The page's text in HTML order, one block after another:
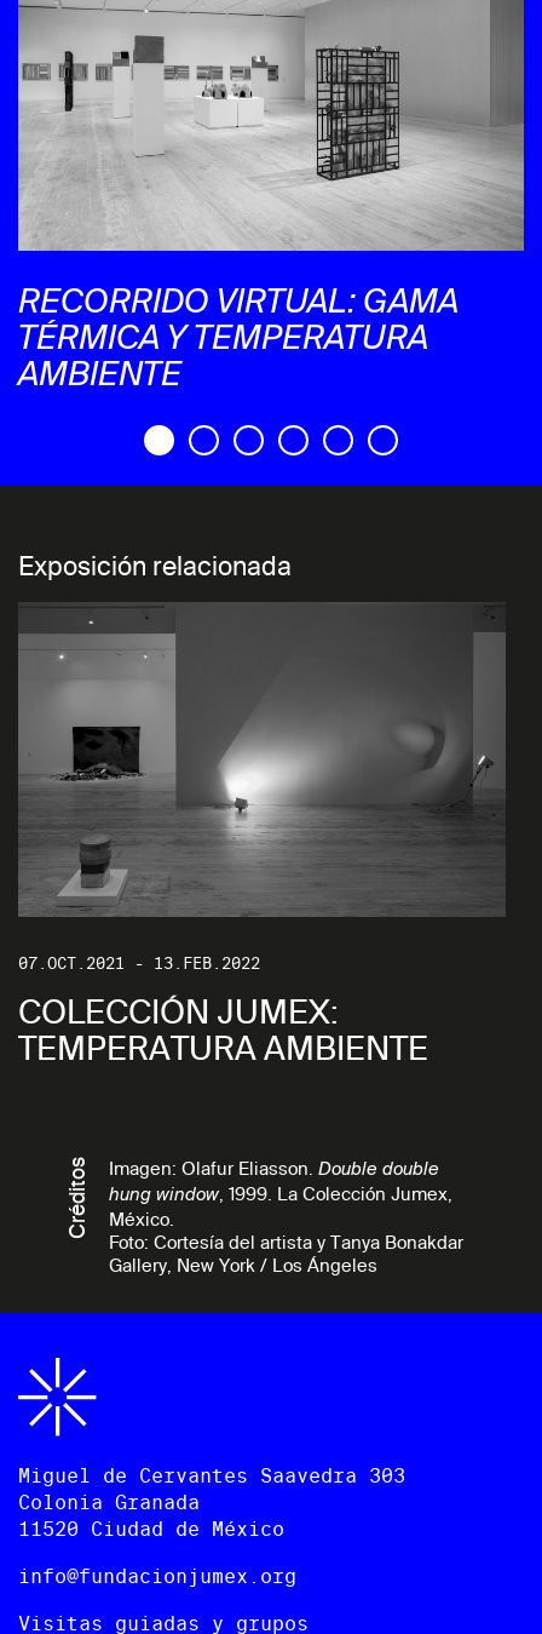
RECORRIDO VIRTUAL: GAMA
TÉRMICA Y TEMPERATURA
AMBIENTE
Exposición relacionada
07.OCT.2021 - 13.FEB.2022
COLECCIÓN JUMEX:
TEMPERATURA AMBIENTE
Créditos Imagen: Olafur Eliasson. Double double
hung window, 1999. La Colección Jumex,
México.
Foto: Cortesía del artista y Tanya Bonakdar
Gallery, New York / Los Ángeles
Miguel de Cervantes Saavedra 303
Colonia Granada
11520 Ciudad de México
info@fundacionjumex.org
Visitas guiadas y grupos